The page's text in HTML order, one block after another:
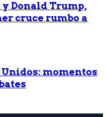
y Donald Trump,
cruce rumbo a
momentos